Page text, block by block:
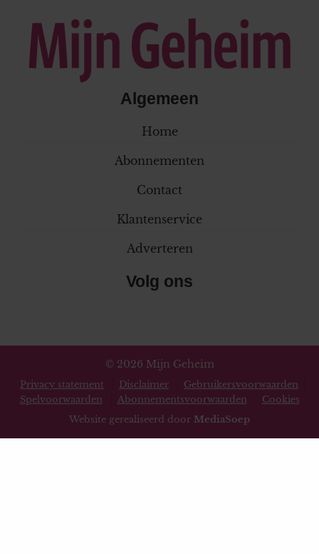
Algemeen
Home
Abonnementen
Contact
Klantenservice
Adverteren
Volg ons
© 2026 Mijn Geheim
Privacy statement Disclaimer
Gebruikersvoorwaarden
Spelvoorwaarden
Abonnementsvoorwaarden
Cookies
Website gerealiseerd door MediaSoep